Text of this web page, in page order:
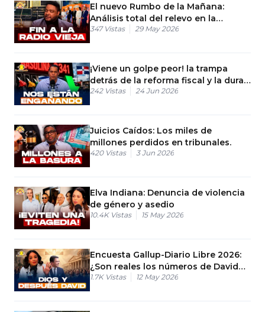
El nuevo Rumbo de la Mañana:
Análisis total del relevo en la
comunicación
347 Vistas 29 May 2026
¡Viene un golpe peor! la trampa
detrás de la reforma fiscal y la dura
advertencia de Magín Díaz.
242 Vistas 24 Jun 2026
Juicios Caídos: Los miles de
millones perdidos en tribunales.
420 Vistas 3 Jun 2026
Elva Indiana: Denuncia de violencia
de género y asedio
10.4K Vistas 15 May 2026
Encuesta Gallup-Diario Libre 2026:
¿Son reales los números de David
Collado?
1.7K Vistas 12 May 2026